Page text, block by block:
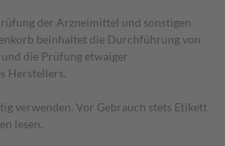
der Arzneimittel und sonstigen
beinhaltet die Durchführung von
die Prüfung etwaiger
Herstellers.
verwenden. Vor Gebrauch stets Etikett
lesen.